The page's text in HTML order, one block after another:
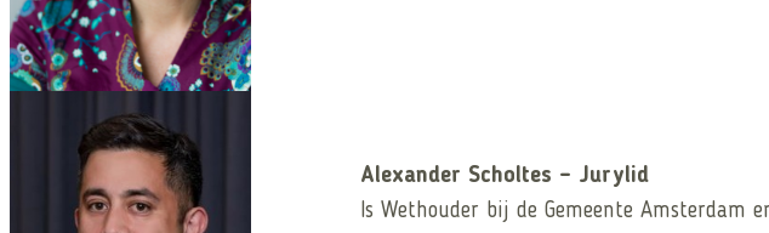
Alexander Scholtes – Jurylid
Is Wethouder bij de Gemeente Amsterdam